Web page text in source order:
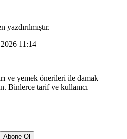
yazdırılmıştır.
11:14
ve yemek önerileri ile damak
Binlerce tarif ve kullanıcı
Abone Ol